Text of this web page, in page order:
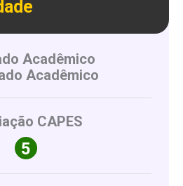
Acadêmico
Acadêmico
CAPES